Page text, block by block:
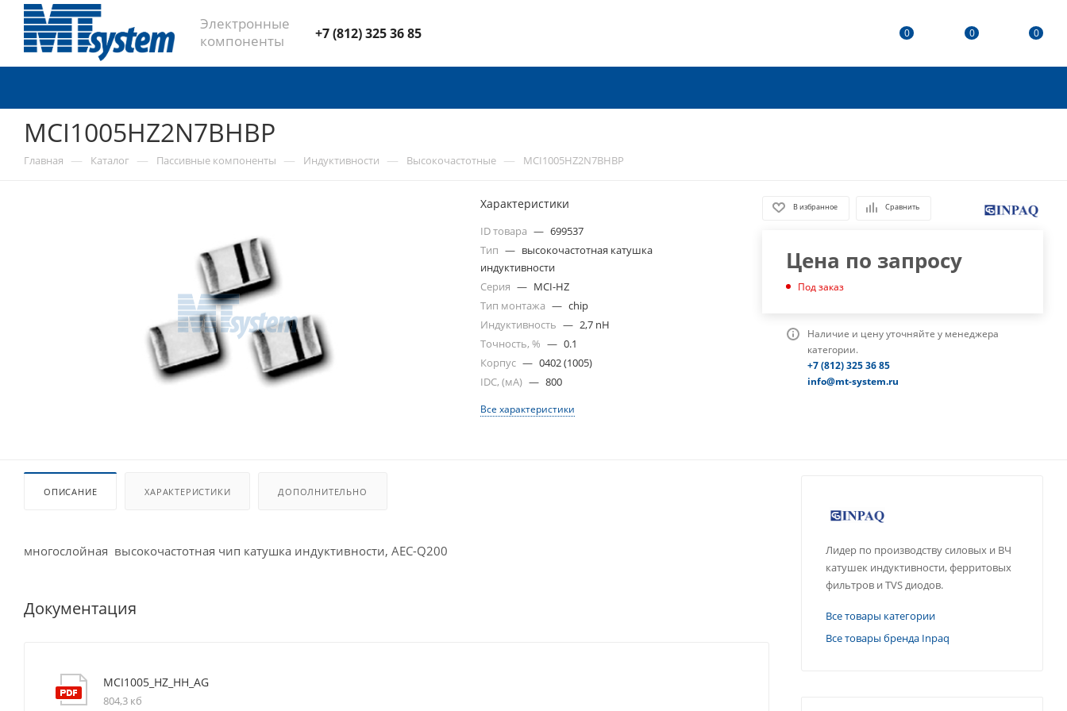
Электронные
компоненты
+7 (812) 325 36 85 0 0 0
MCI1005HZ2N7BHBP
Главная — Каталог — Пассивные компоненты — Индуктивности — Высокочастотные — MCI1005HZ2N7BHBP
Характеристики
ID товара — 699537
Тип — высокочастотная катушка
индуктивности
Серия — MCI-HZ
Тип монтажа — chip
Индуктивность — 2,7 nH
Точность, % — 0.1
Корпус — 0402 (1005)
IDC, (мА) — 800
Все характеристики
В избранное Сравнить
Цена по запросу
Под заказ
Наличие и цену уточняйте у менеджера
категории.
+7 (812) 325 36 85
info@mt-system.ru
ОПИСАНИЕ ХАРАКТЕРИСТИКИ ДОПОЛНИТЕЛЬНО
многослойная высокочастотная чип катушка индуктивности, AEC-Q200
Документация
MCI1005_HZ_HH_AG
804,3 кб
Лидер по производству силовых и ВЧ
катушек индуктивности, ферритовых
фильтров и TVS диодов.
Все товары категории
Все товары бренда Inpaq